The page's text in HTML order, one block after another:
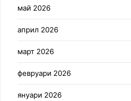
май 2026
април 2026
март 2026
февруари 2026
януари 2026